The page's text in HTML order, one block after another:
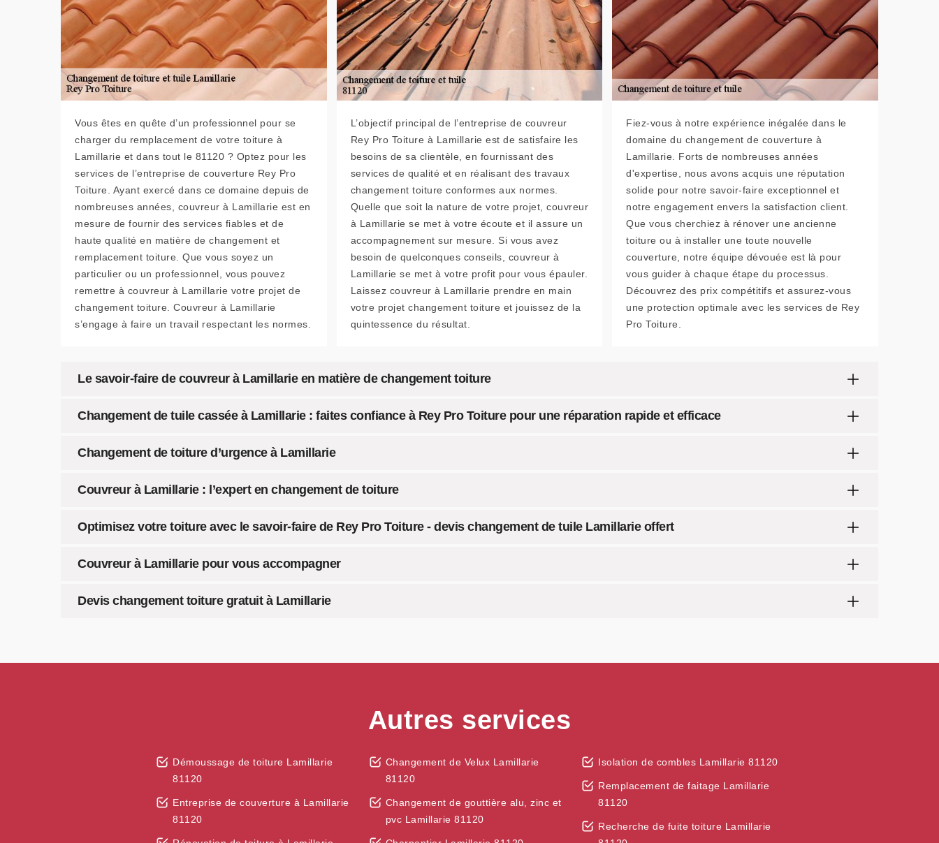
Vous êtes en quête d’un professionnel pour se
charger du remplacement de votre toiture à
Lamillarie et dans tout le 81120 ? Optez pour les
services de l’entreprise de couverture Rey Pro
Toiture. Ayant exercé dans ce domaine depuis de
nombreuses années, couvreur à Lamillarie est en
mesure de fournir des services fiables et de
haute qualité en matière de changement et
remplacement toiture. Que vous soyez un
particulier ou un professionnel, vous pouvez
remettre à couvreur à Lamillarie votre projet de
changement toiture. Couvreur à Lamillarie
s’engage à faire un travail respectant les normes.
L’objectif principal de l’entreprise de couvreur
Rey Pro Toiture à Lamillarie est de satisfaire les
besoins de sa clientèle, en fournissant des
services de qualité et en réalisant des travaux
changement toiture conformes aux normes.
Quelle que soit la nature de votre projet, couvreur
à Lamillarie se met à votre écoute et il assure un
accompagnement sur mesure. Si vous avez
besoin de quelconques conseils, couvreur à
Lamillarie se met à votre profit pour vous épauler.
Laissez couvreur à Lamillarie prendre en main
votre projet changement toiture et jouissez de la
quintessence du résultat.
Fiez-vous à notre expérience inégalée dans le
domaine du changement de couverture à
Lamillarie. Forts de nombreuses années
d'expertise, nous avons acquis une réputation
solide pour notre savoir-faire exceptionnel et
notre engagement envers la satisfaction client.
Que vous cherchiez à rénover une ancienne
toiture ou à installer une toute nouvelle
couverture, notre équipe dévouée est là pour
vous guider à chaque étape du processus.
Découvrez des prix compétitifs et assurez-vous
une protection optimale avec les services de Rey
Pro Toiture.
Le savoir-faire de couvreur à Lamillarie en matière de changement toiture
Changement de tuile cassée à Lamillarie : faites confiance à Rey Pro Toiture pour une réparation rapide et efficace
Changement de toiture d’urgence à Lamillarie
Couvreur à Lamillarie : l’expert en changement de toiture
Optimisez votre toiture avec le savoir-faire de Rey Pro Toiture - devis changement de tuile Lamillarie offert
Couvreur à Lamillarie pour vous accompagner
Devis changement toiture gratuit à Lamillarie
Autres services
Démoussage de toiture Lamillarie
81120
Entreprise de couverture à Lamillarie
81120
Changement de Velux Lamillarie
81120
Changement de gouttière alu, zinc et
pvc Lamillarie 81120
Isolation de combles Lamillarie 81120
Remplacement de faitage Lamillarie
81120
Recherche de fuite toiture Lamillarie